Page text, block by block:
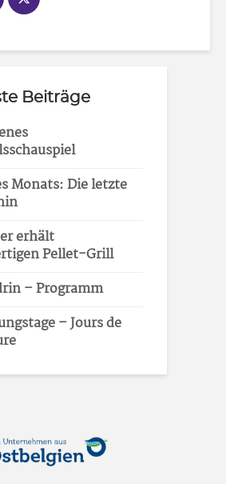
Beiträge
Monats: Die letzte
erhält
Pellet-Grill
– Programm
– Jours de